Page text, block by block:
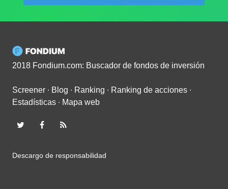
2018 Fondium.com: Buscador de fondos de inversión
Screener ∙ Blog ∙ Ranking ∙ Ranking de acciones ∙
Estadísticas ∙ Mapa web
Descargo de responsabilidad